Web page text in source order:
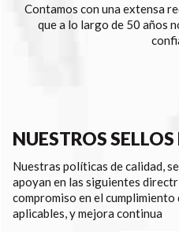
Contamos con una extensa
que a lo largo de 50 años
NUESTROS
Nuestras políticas de calidad,
apoyan en las siguientes
compromiso en el
aplicables, y mejora continua